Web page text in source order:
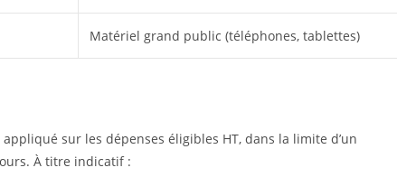
Matériel grand public (téléphones, tablettes)
appliqué sur les dépenses éligibles HT, dans la limite d’un
À titre indicatif :